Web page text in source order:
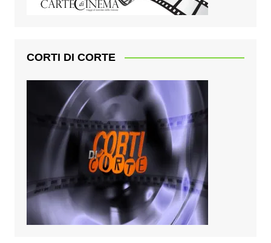
CORTI DI CORTE